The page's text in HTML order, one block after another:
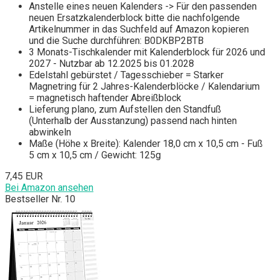
Anstelle eines neuen Kalenders -> Für den passenden
neuen Ersatzkalenderblock bitte die nachfolgende
Artikelnummer in das Suchfeld auf Amazon kopieren
und die Suche durchführen: B0DKBP2BTB
3 Monats-Tischkalender mit Kalenderblock für 2026 und
2027 - Nutzbar ab 12.2025 bis 01.2028
Edelstahl gebürstet / Tagesschieber = Starker
Magnetring für 2 Jahres-Kalenderblöcke / Kalendarium
= magnetisch haftender Abreißblock
Lieferung plano, zum Aufstellen den Standfuß
(Unterhalb der Ausstanzung) passend nach hinten
abwinkeln
Maße (Höhe x Breite): Kalender 18,0 cm x 10,5 cm - Fuß
5 cm x 10,5 cm / Gewicht: 125g
7,45 EUR
Bei Amazon ansehen
Bestseller Nr. 10